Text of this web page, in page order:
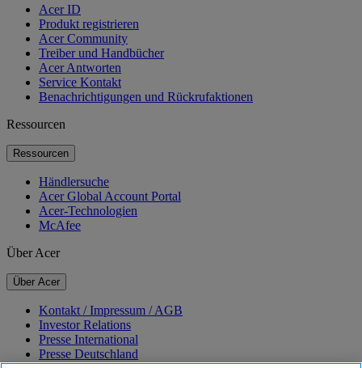
Acer ID
Produkt registrieren
Acer Community
Treiber und Handbücher
Acer Antworten
Service Kontakt
Benachrichtigungen und Rückrufaktionen
Ressourcen
Ressourcen
Händlersuche
Acer Global Account Portal
Acer-Technologien
McAfee
Über Acer
Über Acer
Kontakt / Impressum / AGB
Investor Relations
Presse International
Presse Deutschland